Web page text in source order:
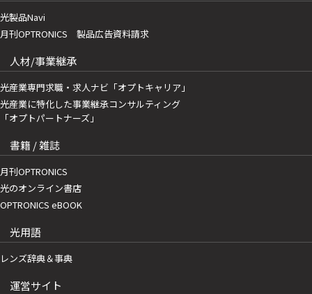
光製品Navi
月刊OPTRONICS 製品広告資料請求
人材/事業継承
光産業専門求職・求人ナビ「オプトキャリア」
光産業に特化した事業継承コンサルティング
「オプトパートナーズ」
書籍 / 雑誌
月刊OPTRONICS
光のオンライン書店
OPTRONICS eBOOK
光用語
レンズ辞典＆事典
運営サイト